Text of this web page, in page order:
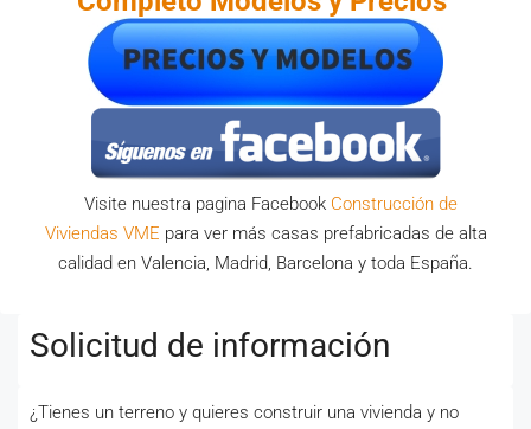
Visite nuestra pagina Facebook Construcción de
Viviendas VME para ver más casas prefabricadas de alta
calidad en Valencia, Madrid, Barcelona y toda España.
Solicitud de información
¿Tienes un terreno y quieres construir una vivienda y no